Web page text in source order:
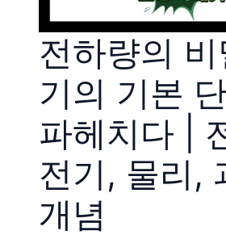
전하량의
기의 기본
파헤치다 |
전기, 물리,
개념